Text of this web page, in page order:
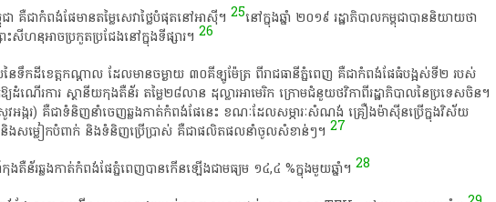
គឺជា​កំពង់​ផែ​មាន​តម្លៃ​សេវា​ថ្លៃ​បំផុត​នៅ​អាស៊ី​។​ 25​នៅ​ក្នុង​ឆ្នាំ​ ២០១៩​ រដ្ឋាភិបាល​កម្ពុជា​បាន​និយាយ​ថា​
រះ​សីហ​នុ​អាច​ប្រកួតប្រជែង​នៅ​ក្នុង​ទីផ្សារ​។​ 26
ៃ​ទឹកដី​ខេត្តកណ្តាល​ ដែល​មាន​ចម្ងាយ​ ៣០​គីឡូម៉ែត្រ​ ពី​រាជធានី​ភ្នំពេញ​ គឺជា​កំពង់​ផែ​ធំ​បង្អស់​ទី​២​ របស់​
ដំណើរការ​ ស្ថានីយ​កុងតឺន័រ​ តម្លៃ​២៨​លាន​ ដុល្លារ​អា​មេ​រិ​ក​ ក្រោម​ជំនួយ​ថវិកា​ពី​រដ្ឋាភិបាល​នៃ​ប្រទេស​ចិន​។​
ករ​)​ គឺជា​ទំនិញ​នាំ​ចេញ​ឆ្លងកាត់​កំពង់​ផែ​នេះ​ ខណៈ​ដែល​សម្ភារៈ​សំណង់​ គ្រឿង​ម៉ាស៊ីន​ប្រើ​ក្នុង​វិស័យ​
និង​សម្លៀក​បំពាក់​ និង​ទំនិញប្រើប្រាស់​ គឺជា​ផលិតផល​នាំ​ចូល​សំខាន់ៗ​។​ 27
តឺន័រ​ឆ្លងកាត់​កំពង់​ផែ​ភ្នំពេញ​បាន​កើន​ឡើងជា​មធ្យម​ ១៤,៤​ %​ក្នុង​មួយ​ឆ្នាំ​។​ 28